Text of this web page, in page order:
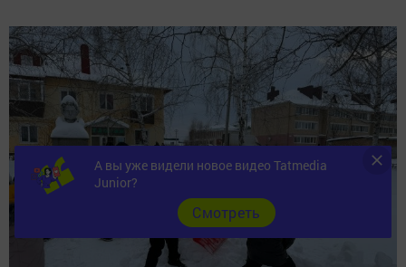
А вы уже видели новое видео Tatmedia
Junior?
Cмотреть